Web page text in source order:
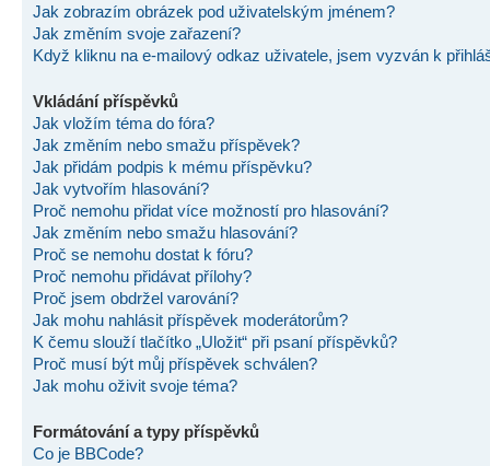
Jak zobrazím obrázek pod uživatelským jménem?
Jak změním svoje zařazení?
Když kliknu na e-mailový odkaz uživatele, jsem vyzván k
Vkládání příspěvků
Jak vložím téma do fóra?
Jak změním nebo smažu příspěvek?
Jak přidám podpis k mému příspěvku?
Jak vytvořím hlasování?
Proč nemohu přidat více možností pro hlasování?
Jak změním nebo smažu hlasování?
Proč se nemohu dostat k fóru?
Proč nemohu přidávat přílohy?
Proč jsem obdržel varování?
Jak mohu nahlásit příspěvek moderátorům?
K čemu slouží tlačítko „Uložit“ při psaní příspěvků?
Proč musí být můj příspěvek schválen?
Jak mohu oživit svoje téma?
Formátování a typy příspěvků
Co je BBCode?